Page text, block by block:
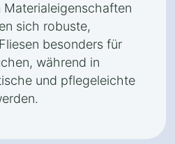
sich robuste,
besonders für
während in
und pflegeleichte